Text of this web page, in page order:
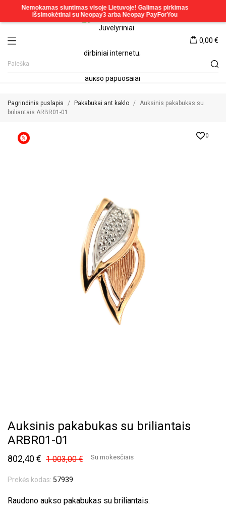
0,00 €
Pagrindinis puslapis Pakabukai ant kaklo
Auksinis pakabukas su
briliantais ARBR01-01
0
Auksinis pakabukas su briliantais
ARBR01-01
802,40 € 1 003,00 € Su mokesčiais
Prekės kodas: 57939
Raudono aukso pakabukas su briliantais.